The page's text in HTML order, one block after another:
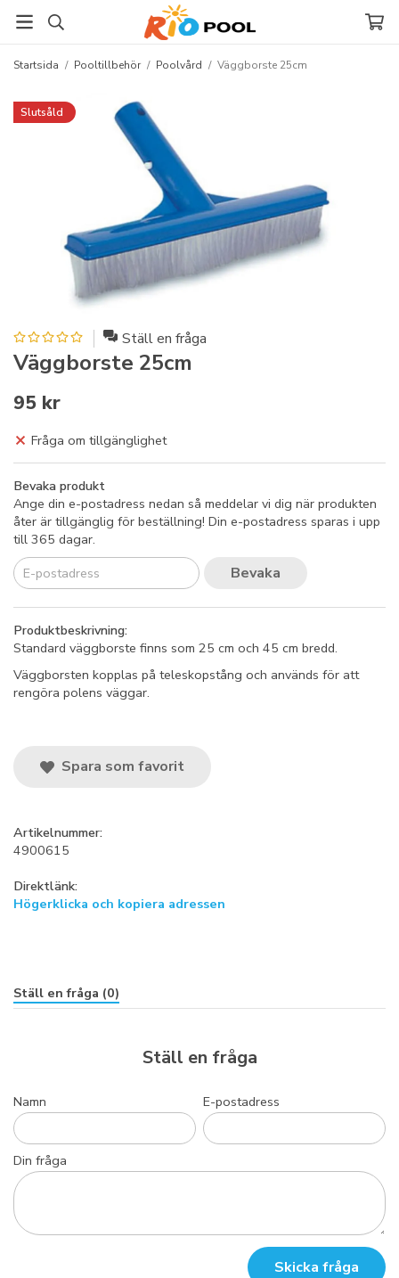
Startsida / Pooltillbehör / Poolvård / Väggborste 25cm
Slutsåld
Ställ en fråga
Väggborste 25cm
95 kr
Fråga om tillgänglighet
Bevaka produkt
Ange din e-postadress nedan så meddelar vi dig när produkten
åter är tillgänglig för beställning! Din e-postadress sparas i upp
till 365 dagar.
Bevaka
Produktbeskrivning:
Standard väggborste finns som 25 cm och 45 cm bredd.
Väggborsten kopplas på teleskopstång och används för att
rengöra polens väggar.
Spara som favorit
Artikelnummer:
4900615
Direktlänk:
Högerklicka och kopiera adressen
Ställ en fråga (0)
Ställ en fråga
Namn E-postadress
Din fråga
Skicka fråga